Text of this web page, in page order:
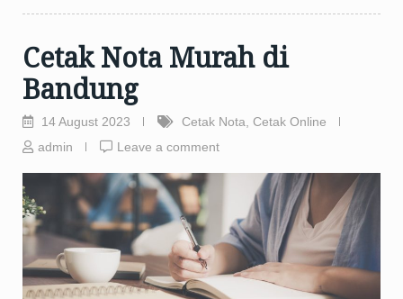
Cetak Nota Murah di
Bandung
14 August 2023 Cetak Nota Cetak Online
admin
Leave a comment